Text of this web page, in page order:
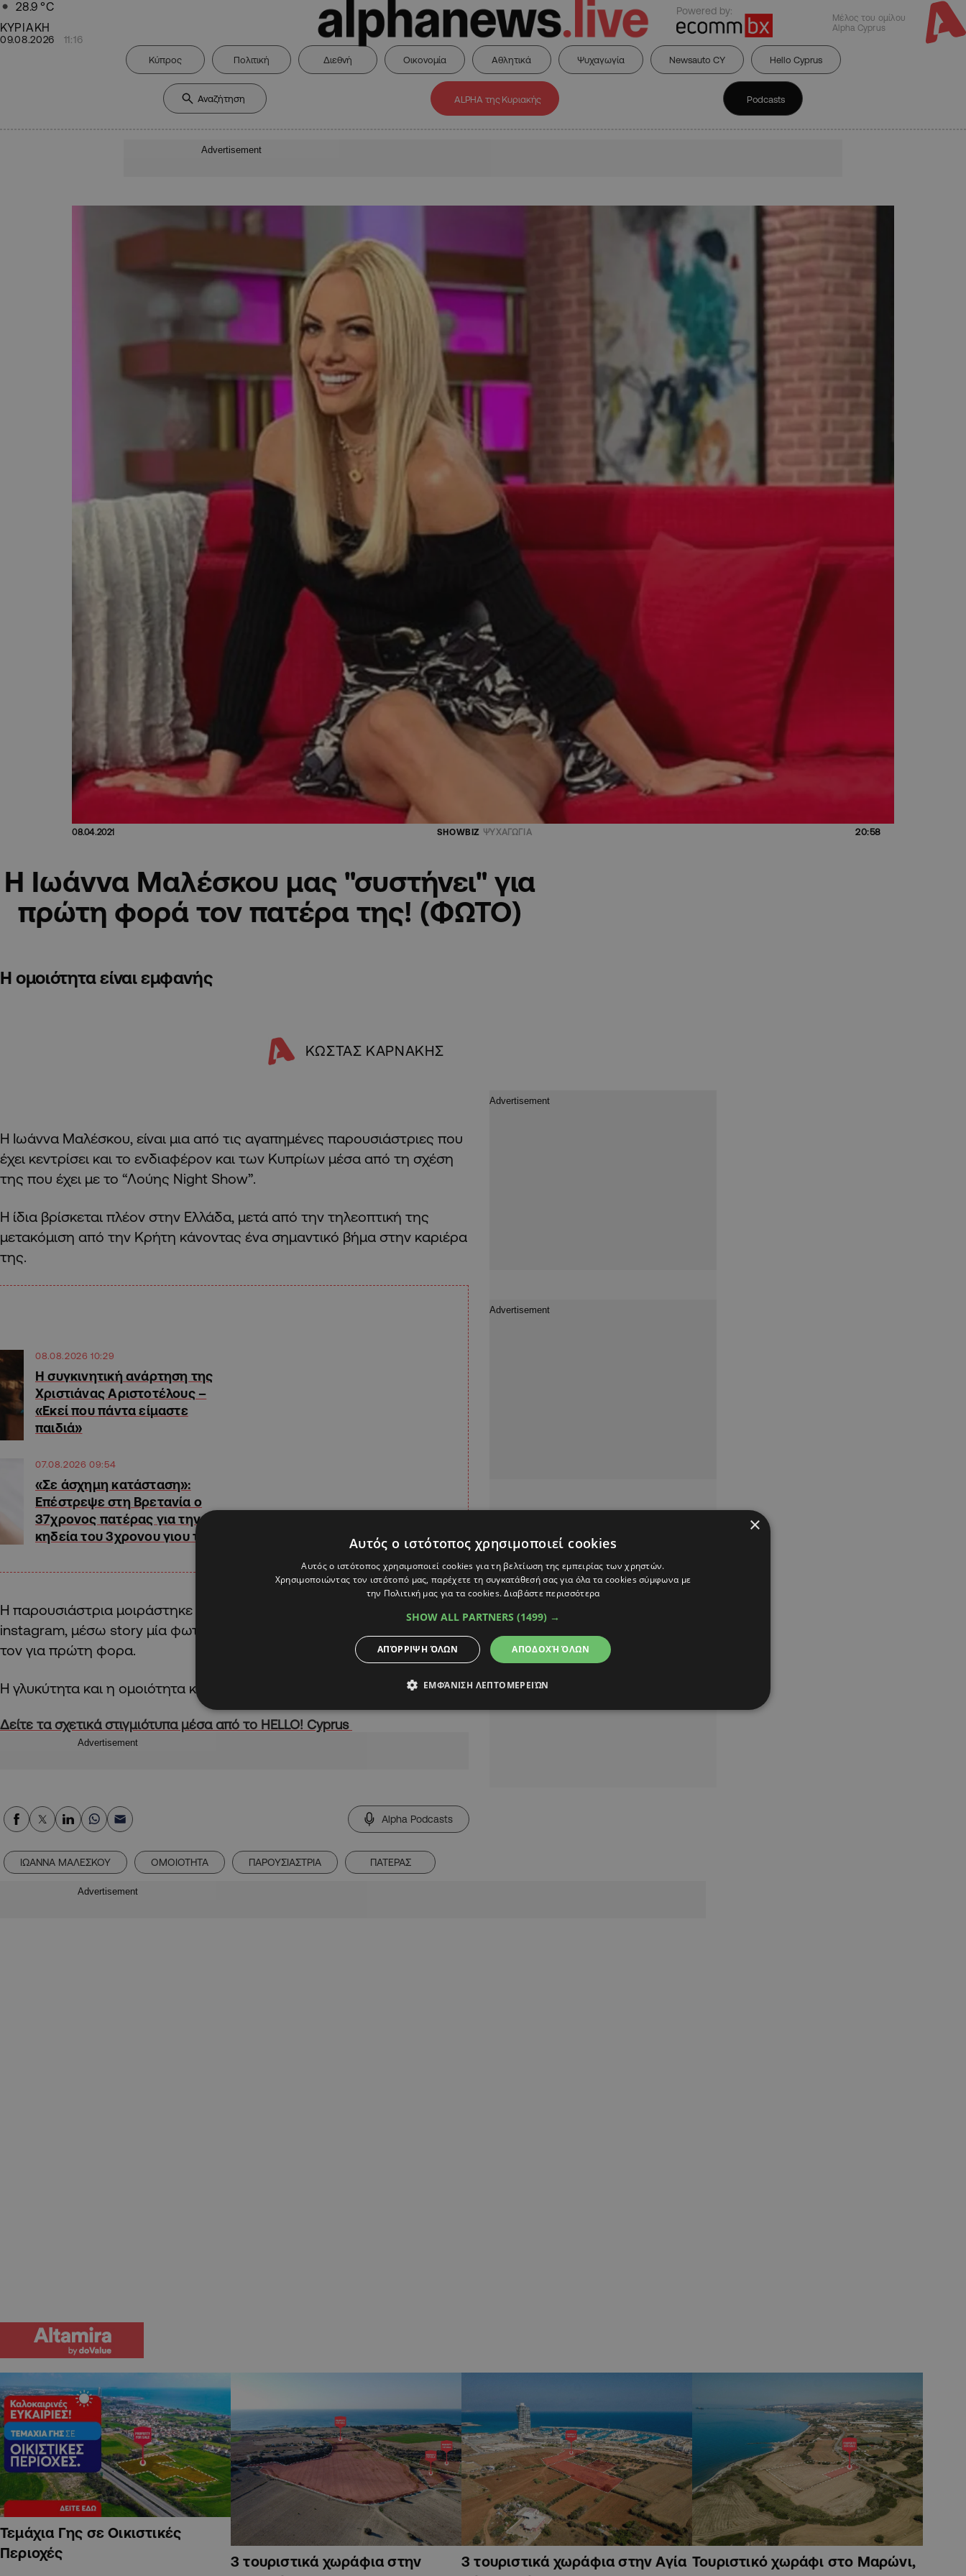
28.9 °C
ΚΥΡΙΑΚΗ
09.08.2026 11:16
Powered by:
Μέλος του ομίλου
Alpha Cyprus
Κύπρος Πολιτική Διεθνή Οικονομία Αθλητικά Ψυχαγωγία Newsauto CY Hello Cyprus
ALPHA της Κυριακής Podcasts
Advertisement
08.04.2021 SHOWBIZ ΨΥΧΑΓΩΓΙΑ 20:58
Η Ιωάννα Μαλέσκου μας "συστήνει" για
πρώτη φορά τον πατέρα της! (ΦΩΤΟ)
Η ομοιότητα είναι εμφανής
ΚΩΣΤΑΣ ΚΑΡΝΑΚΗΣ
Η Ιωάννα Μαλέσκου, είναι μια από τις αγαπημένες παρουσιάστριες που
έχει κεντρίσει και το ενδιαφέρον και των Κυπρίων μέσα από τη σχέση
της που έχει με το “Λούης Night Show”.
Η ίδια βρίσκεται πλέον στην Ελλάδα, μετά από την τηλεοπτική της
μετακόμιση από την Κρήτη κάνοντας ένα σημαντικό βήμα στην καριέρα
της.
08.08.2026 10:29
H συγκινητική ανάρτηση της
Χριστιάνας Αριστοτέλους –
«Εκεί που πάντα είμαστε
παιδιά»
07.08.2026 09:54
«Σε άσχημη κατάσταση»:
Επέστρεψε στη Βρετανία ο
37χρονος πατέρας για την
κηδεία του 3χρονου γιου του
Η παρουσιάστρια μοιράστηκε στον προσωπικό της λογαριασμό στο
instagram, μέσω story μία φωτογραφία με τον πατέρα, γνωρίζοντας μας
τον για πρώτη φορα.
Η γλυκύτητα και η ομοιότητα και των δύο είναι εμφανή.
Δείτε τα σχετικά στιγμιότυπα μέσα από το HELLO! Cyprus
Advertisement
Alpha Podcasts
ΙΩΑΝΝΑ ΜΑΛΕΣΚΟΥ ΟΜΟΙΟΤΗΤΑ ΠΑΡΟΥΣΙΑΣΤΡΙΑ ΠΑΤΕΡΑΣ
Advertisement
Τεμάχια Γης σε Οικιστικές
Περιοχές
3 τουριστικά χωράφια στην
3 τουριστικά χωράφια στην Αγία Τουριστικό χωράφι στο Μαρώνι,
×
Αυτός ο ιστότοπος χρησιμοποιεί cookies
Αυτός ο ιστότοπος χρησιμοποιεί cookies για τη βελτίωση της εμπειρίας των χρηστών.
Χρησιμοποιώντας τον ιστότοπό μας, παρέχετε τη συγκατάθεσή σας για όλα τα cookies σύμφωνα με
την Πολιτική μας για τα cookies.Διαβάστε περισσότερα
SHOW ALL PARTNERS (1499) →
ΑΠΟΔΟΧΉ ΌΛΩΝ
ΑΠΌΡΡΙΨΗ ΌΛΩΝ
ΕΜΦΆΝΙΣΗ ΛΕΠΤΟΜΕΡΕΙΏΝ